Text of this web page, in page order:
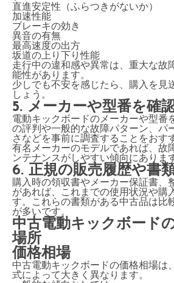
直進安定性（ふらつきがないか）
加速性能
ブレーキの効き
異音の有無
最高速度の出方
坂道の上り下り性能
走行中の違和感や異常は、重大な故
能性があります。
少しでも不安を感じたら、購入を見
しょう。
5. メーカーや型番を確
電動キックボードのメーカーや型番
の評判や一般的な故障パターン、パ
さなどを事前に調査することをおす
有名メーカーのモデルであれば、故
ンテナンスがしやすい傾向にありま
6. 正規の販売履歴や書
購入時の領収書やメーカー保証書、
があれば、これまでの使用状況や購
す。これらの書類がある中古品は比
が多いです。
中古電動キックボード
場所
価格相場
中古電動キックボードの価格相場は
式によって大きく異なります。